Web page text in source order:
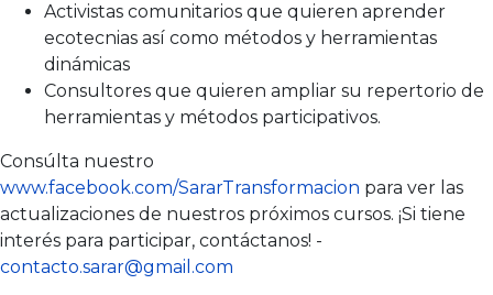
Activistas comunitarios que quieren aprender
ecotecnias así como métodos y herramientas
dinámicas
Consultores que quieren ampliar su repertorio de
herramientas y métodos participativos.
Consúlta nuestro
www.facebook.com/SararTransformacion para ver las
actualizaciones de nuestros próximos cursos. ​¡Si tiene
interés para participar, contáctanos! -
contacto.sarar@gmail.com